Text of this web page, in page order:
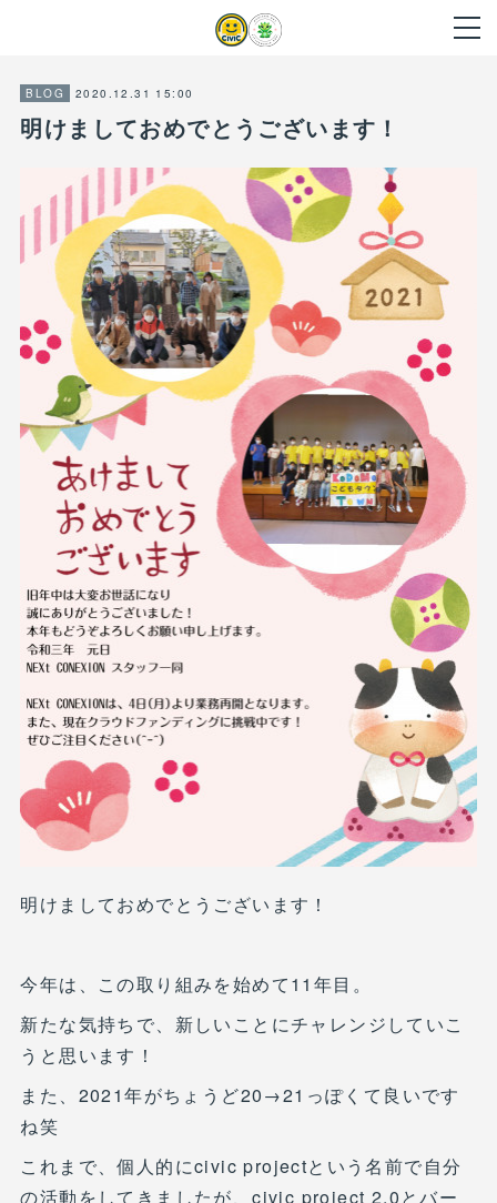
BLOG 2020.12.31 15:00
明けましておめでとうございます！
明けましておめでとうございます！
今年は、この取り組みを始めて11年目。
新たな気持ちで、新しいことにチャレンジしていこ
うと思います！
また、2021年がちょうど20→21っぽくて良いです
ね笑
これまで、個人的にcivic projectという名前で自分
の活動をしてきましたが、civic project 2.0とバー